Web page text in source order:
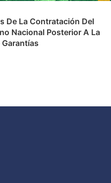
De La Contratación Del
Nacional Posterior A La
Garantías